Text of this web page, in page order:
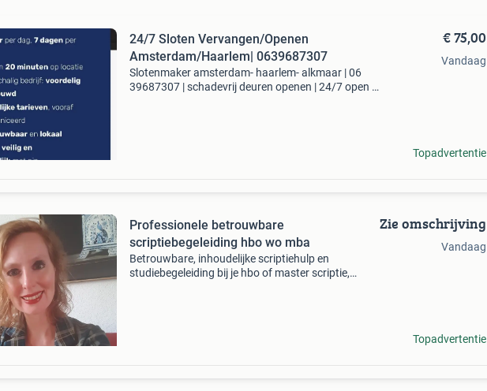
24/7 Sloten Vervangen/Openen
Amsterdam/Haarlem| 0639687307
Slotenmaker amsterdam- haarlem- alkmaar | 06
39687307 | schadevrij deuren openen | 24/7 open -
€ 75,00
Vandaag
Topadvertentie
Professionele betrouwbare
scriptiebegeleiding hbo wo mba
Betrouwbare, inhoudelijke scriptiehulp en
studiebegeleiding bij je hbo of master scriptie,
Zie omschrijving
Vandaag
Topadvertentie